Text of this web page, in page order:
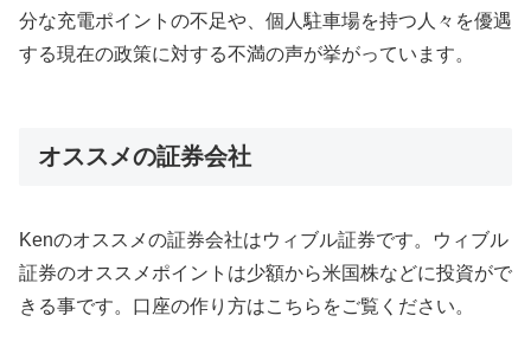
分な充電ポイントの不足や、個人駐車場を持つ人々を優遇
する現在の政策に対する不満の声が挙がっています。
オススメの証券会社
Kenのオススメの証券会社はウィブル証券です。ウィブル
証券のオススメポイントは少額から米国株などに投資がで
きる事です。口座の作り方はこちらをご覧ください。